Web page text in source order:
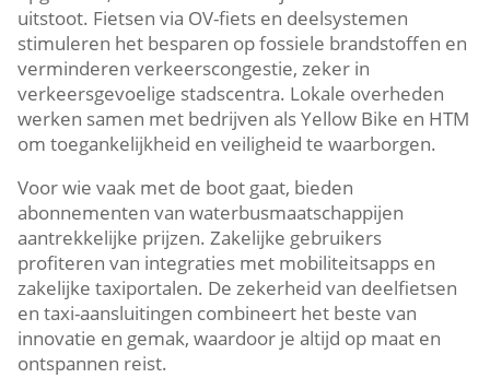
uitstoot.​ Fietsen via OV-fiets en deelsystemen
stimuleren het besparen op fossiele brandstoffen en
verminderen verkeerscongestie, zeker in
verkeersgevoelige stadscentra.​ Lokale overheden
werken samen met bedrijven als Yellow Bike en HTM
om toegankelijkheid en veiligheid te waarborgen.​
Voor wie vaak met de boot gaat, bieden
abonnementen van waterbusmaatschappijen
aantrekkelijke prijzen.​ Zakelijke gebruikers
profiteren van integraties met mobiliteitsapps en
zakelijke taxiportalen.​ De zekerheid van deelfietsen
en taxi-aansluitingen combineert het beste van
innovatie en gemak, waardoor je altijd op maat en
ontspannen reist.​